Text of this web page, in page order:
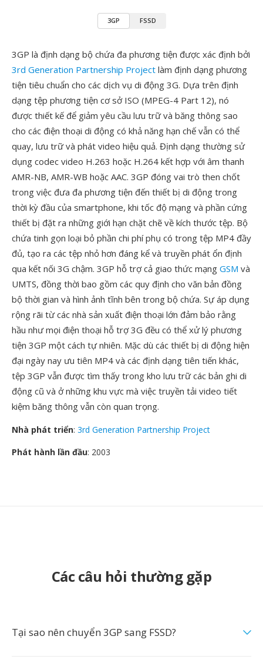
3GP FSSD
3GP là định dạng bộ chứa đa phương tiện được xác định bởi
3rd Generation Partnership Project làm định dạng phương
tiện tiêu chuẩn cho các dịch vụ di động 3G. Dựa trên định
dạng tệp phương tiện cơ sở ISO (MPEG-4 Part 12), nó
được thiết kế để giảm yêu cầu lưu trữ và băng thông sao
cho các điện thoại di động có khả năng hạn chế vẫn có thể
quay, lưu trữ và phát video hiệu quả. Định dạng thường sử
dụng codec video H.263 hoặc H.264 kết hợp với âm thanh
AMR-NB, AMR-WB hoặc AAC. 3GP đóng vai trò then chốt
trong việc đưa đa phương tiện đến thiết bị di động trong
thời kỳ đầu của smartphone, khi tốc độ mạng và phần cứng
thiết bị đặt ra những giới hạn chặt chẽ về kích thước tệp. Bộ
chứa tinh gọn loại bỏ phần chi phí phụ có trong tệp MP4 đầy
đủ, tạo ra các tệp nhỏ hơn đáng kể và truyền phát ổn định
qua kết nối 3G chậm. 3GP hỗ trợ cả giao thức mạng GSM và
UMTS, đồng thời bao gồm các quy định cho văn bản đồng
bộ thời gian và hình ảnh tĩnh bên trong bộ chứa. Sự áp dụng
rộng rãi từ các nhà sản xuất điện thoại lớn đảm bảo rằng
hầu như mọi điện thoại hỗ trợ 3G đều có thể xử lý phương
tiện 3GP một cách tự nhiên. Mặc dù các thiết bị di động hiện
đại ngày nay ưu tiên MP4 và các định dạng tiên tiến khác,
tệp 3GP vẫn được tìm thấy trong kho lưu trữ các bản ghi di
động cũ và ở những khu vực mà việc truyền tải video tiết
kiệm băng thông vẫn còn quan trọng.
Nhà phát triển: 3rd Generation Partnership Project
Phát hành lần đầu: 2003
Các câu hỏi thường gặp
Tại sao nên chuyển 3GP sang FSSD?